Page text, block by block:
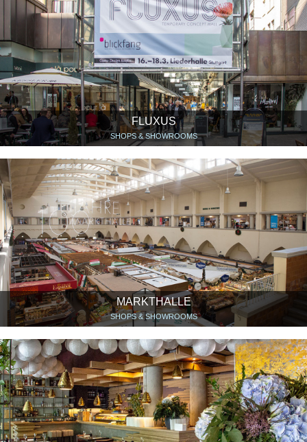
FLUXUS
SHOPS & SHOWROOMS
MARKTHALLE
SHOPS & SHOWROOMS